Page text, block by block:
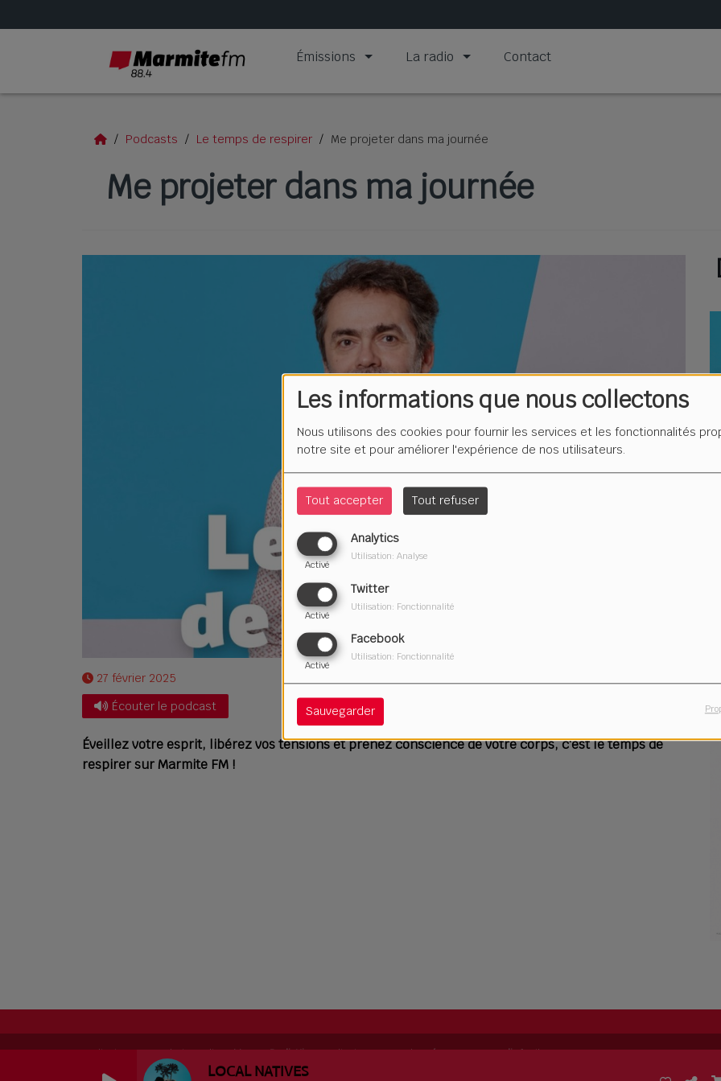
Les informations que nous collectons
Nous utilisons des cookies pour fournir les services et les fonctionnalités
notre site et pour améliorer l'expérience de nos utilisateurs.
Tout accepter Tout refuser
Analytics
Activé
Utilisation: Analyse
Twitter
Activé
Utilisation: Fonctionnalité
Facebook
Activé
Utilisation: Fonctionnalité
Sauvegarder
Émissions La radio Contact
LOCAL NATIVES
Podcasts Le temps de respirer Me projeter dans ma journée
Me projeter dans ma journée
27 février 2025
Écouter le podcast
Éveillez votre esprit, libérez vos tensions et prenez conscience de votre corps, c'est le temps de
respirer sur Marmite FM !
RadioKing © 2026 | Site radio créé avecRadioKing. RadioKing permet decréer sa propre radiofacilement.